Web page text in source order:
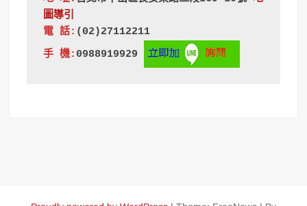
圖導引
電 話: (02)27112211
手 機: 0988919929